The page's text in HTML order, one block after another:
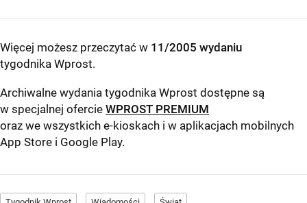
Więcej możesz przeczytać w 11/2005 wydaniu
tygodnika Wprost.
Archiwalne wydania tygodnika Wprost dostępne są
w specjalnej ofercie WPROST PREMIUM
oraz we wszystkich e-kioskach i w aplikacjach mobilnych
App Store i Google Play.